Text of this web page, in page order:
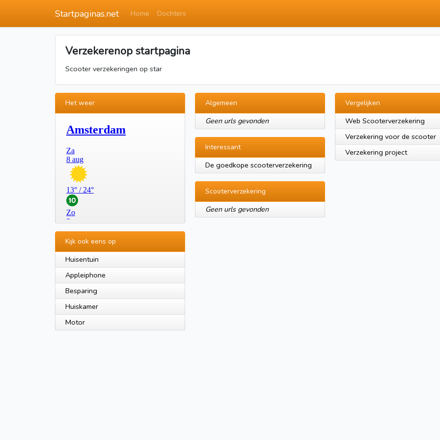
Startpaginas.net Home Dochters
Verzekerenop startpagina
Scooter verzekeringen op star
Het weer
Kijk ook eens op
Huisentuin
Appleiphone
Besparing
Huiskamer
Motor
Algemeen
Geen urls gevonden
Interessant
De goedkope scooterverzekering
Scooterverzekering
Geen urls gevonden
Vergelijken
Web Scooterverzekering
Verzekering voor de scooter
Verzekering project